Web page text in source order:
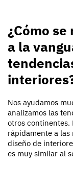
¿Cómo
a la
Nos ayudamos
analizamos las
otros continentes.
rápidamente a
diseño de
es muy similar al